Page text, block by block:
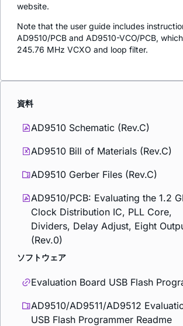
website.
Note that the user guide includes
AD9510/PCB and AD9510-VCO/PCB,
245.76 MHz VCXO and loop filter.
資料
AD9510 Schematic (Rev.C)
AD9510 Bill of Materials (Rev.C)
AD9510 Gerber Files (Rev.C)
AD9510/PCB: Evaluating the 1.2
Clock Distribution IC, PLL Core,
Dividers, Delay Adjust, Eight
(Rev.0)
ソフトウェア
Evaluation Board USB Flash
AD9510/AD9511/AD9512
USB Flash Programmer Readme